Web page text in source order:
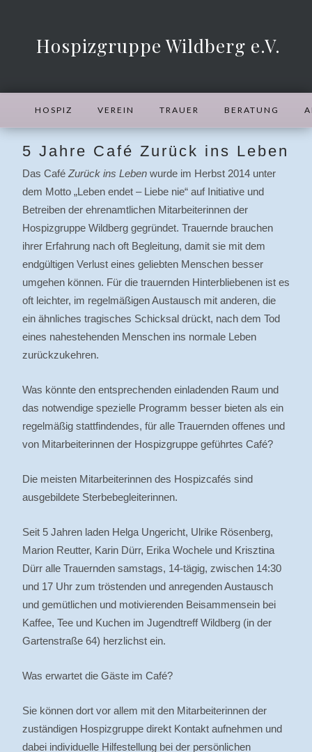
Hospizgruppe Wildberg e.V.
HOSPIZ VEREIN TRAUER BERATUNG
5 Jahre Café Zurück ins Leben
Das Café Zurück ins Leben wurde im Herbst 2014 unter
dem Motto „Leben endet – Liebe nie“ auf Initiative und
Betreiben der ehrenamtlichen Mitarbeiterinnen der
Hospizgruppe Wildberg gegründet. Trauernde brauchen
ihrer Erfahrung nach oft Begleitung, damit sie mit dem
endgültigen Verlust eines geliebten Menschen besser
umgehen können. Für die trauernden Hinterbliebenen ist es
oft leichter, im regelmäßigen Austausch mit anderen, die
ein ähnliches tragisches Schicksal drückt, nach dem Tod
eines nahestehenden Menschen ins normale Leben
zurückzukehren.
Was könnte den entsprechenden einladenden Raum und
das notwendige spezielle Programm besser bieten als ein
regelmäßig stattfindendes, für alle Trauernden offenes und
von Mitarbeiterinnen der Hospizgruppe geführtes Café?
Die meisten Mitarbeiterinnen des Hospizcafés sind
ausgebildete Sterbebegleiterinnen.
Seit 5 Jahren laden Helga Ungericht, Ulrike Rösenberg,
Marion Reutter, Karin Dürr, Erika Wochele und Krisztina
Dürr alle Trauernden samstags, 14-tägig, zwischen 14:30
und 17 Uhr zum tröstenden und anregenden Austausch
und gemütlichen und motivierenden Beisammensein bei
Kaffee, Tee und Kuchen im Jugendtreff Wildberg (in der
Gartenstraße 64) herzlichst ein.
Was erwartet die Gäste im Café?
Sie können dort vor allem mit den Mitarbeiterinnen der
zuständigen Hospizgruppe direkt Kontakt aufnehmen und
dabei individuelle Hilfestellung bei der persönlichen